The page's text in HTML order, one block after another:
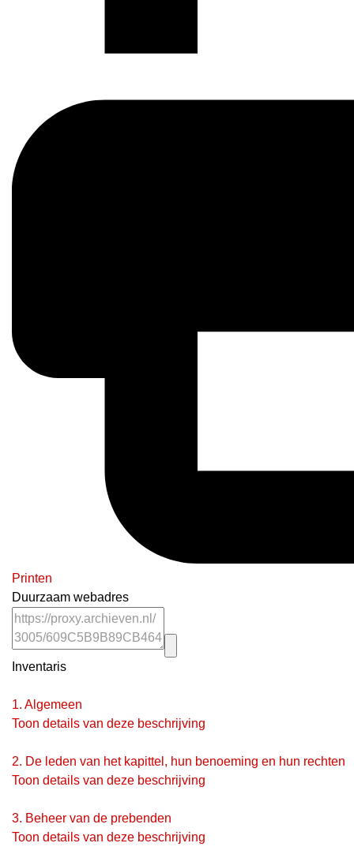
Printen
Duurzaam webadres
Inventaris
1. Algemeen
Toon details van deze beschrijving
2. De leden van het kapittel, hun benoeming en hun rechten
Toon details van deze beschrijving
3. Beheer van de prebenden
Toon details van deze beschrijving